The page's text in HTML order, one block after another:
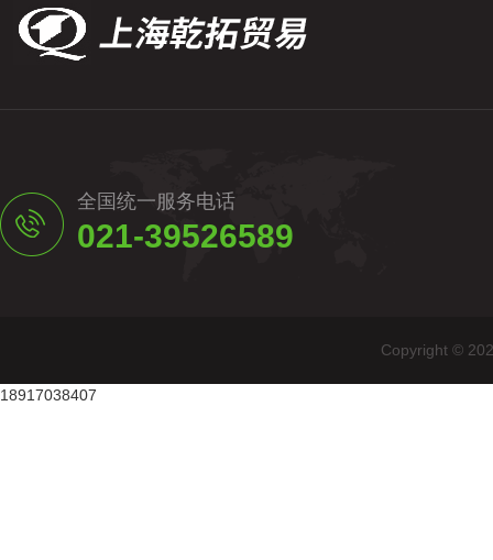
全国统一服务电话
021-39526589
Copyright ©
18917038407